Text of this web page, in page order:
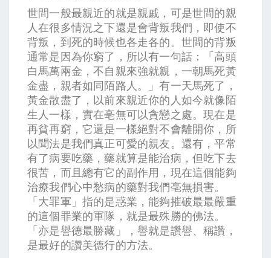
世間一般最親近的就是親戚，可是世間的親
人在很多情況之下還是會背叛我們，即使不
背叛，到死的時候也各走各的。世間的背叛
通常是因為你窮了，所以有一句話：「高頭
白馬萬兩金，不自親來強就親，一朝馬死黃
金盡，親者如同陌路人。」有一天馬死了，
黃金散盡了，以前來親近你的人如今就像陌
生人一樣，實在亳無可以貪戀之處。現在是
再貧再窮，它還是一樣絕對不會離開你，所
以聞法是我們真正可愛的親友。還有，平常
有了病要吃藥，藥就算是能治病，但吃下去
很苦，而且總有它的副作用，現在這個能夠
治療我們心中愁病的藥對我們亳無損害。
「大罪軍」指的是惑業，能夠摧破最最嚴重
的這個罪業的軍隊，就是最殊勝的佛法。
「亦是譽德最勝藏」，譽就是讚譽、稱讚，
是最好的讚美德行的方法。